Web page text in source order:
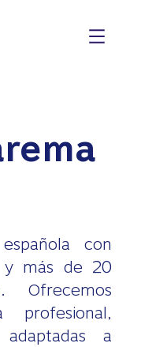
con
y más de 20
Ofrecemos
profesional,
adaptadas a